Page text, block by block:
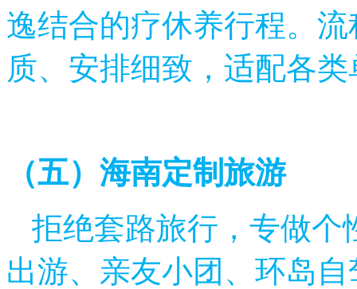
逸结合的疗休养行程。
质、安排细致，适配各
（五）海南定制旅游
拒绝套路旅行，专做个
出游、亲友小团、环岛